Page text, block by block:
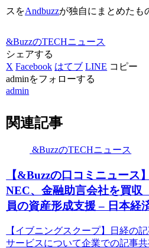
スをAndbuzzが独自にまとめたも
&BuzzのTECHニュース
シェアする
X Facebook はてブ LINE コピー
adminをフォローする
admin
関連記事
&BuzzのTECHニュース
【&Buzzの口コミニュース】
NEC、金融助言会社を買
員の資産形成支援 – 日本経
【イブニングスクープ】日経の
サービスについて企業での記事